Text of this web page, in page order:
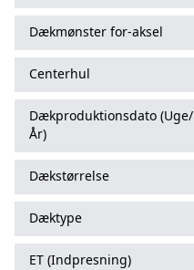
Dækmønster for-aksel
Centerhul
Dækproduktionsdato (Uge/
År)
Dækstørrelse
Dæktype
ET (Indpresning)